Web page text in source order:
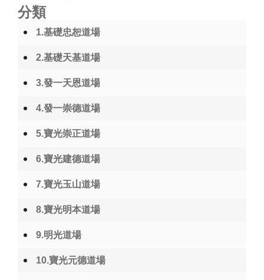
分類
1.基礎忠恕道場
2.基礎天基道場
3.發一天恩道場
4.發一崇德道場
5.寶光崇正道場
6.寶光建德道場
7.寶光玉山道場
8.寶光明本道場
9.明光道場
10.寶光元德道場